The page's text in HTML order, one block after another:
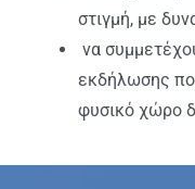
στιγμή, με
να
εκδήλωσης
φυσικό χώρο